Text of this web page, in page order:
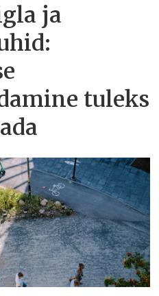
ja
tuleks